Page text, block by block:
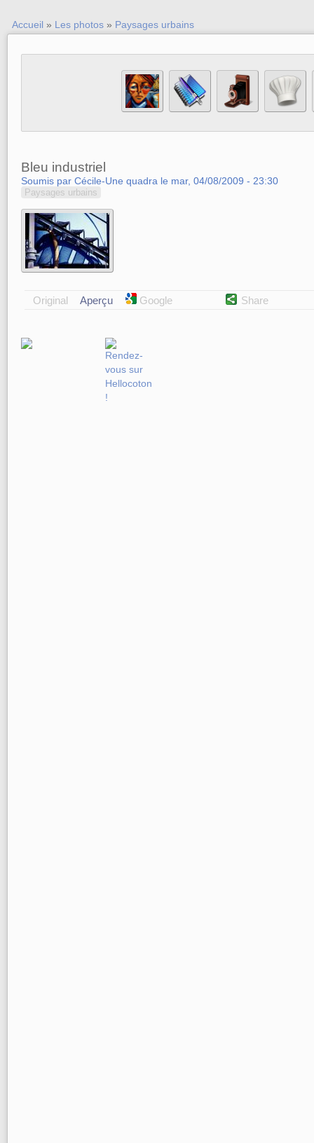
Accueil » Les photos » Paysages urbains
Bleu industriel
Soumis par Cécile-Une quadra le mar, 04/08/2009 - 23:30
Paysages urbains
Original Aperçu Google Share